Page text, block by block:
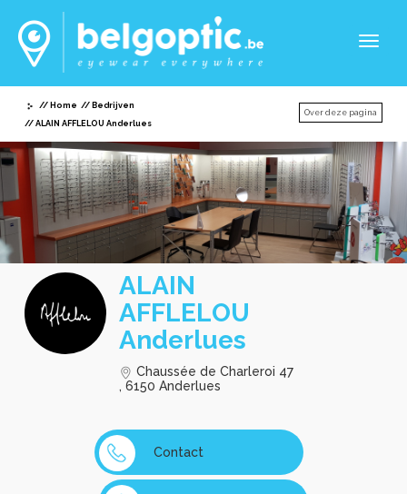
Home
Bedrijven
ALAIN AFFLELOU Anderlues
Over deze pagina
ALAIN
AFFLELOU
Anderlues
Chaussée de Charleroi 47
, 6150 Anderlues
Contact